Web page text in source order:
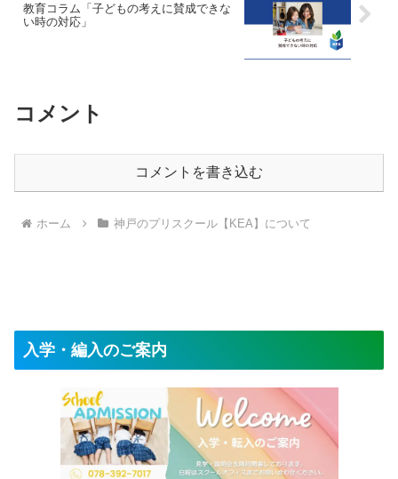
教育コラム「子どもの考えに賛成できな
い時の対応」
コメント
コメントを書き込む
ホーム 神戸のプリスクール【KEA】について
入学・編入のご案内